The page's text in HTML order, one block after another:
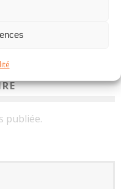
RALLYSTIQUE
publiée.